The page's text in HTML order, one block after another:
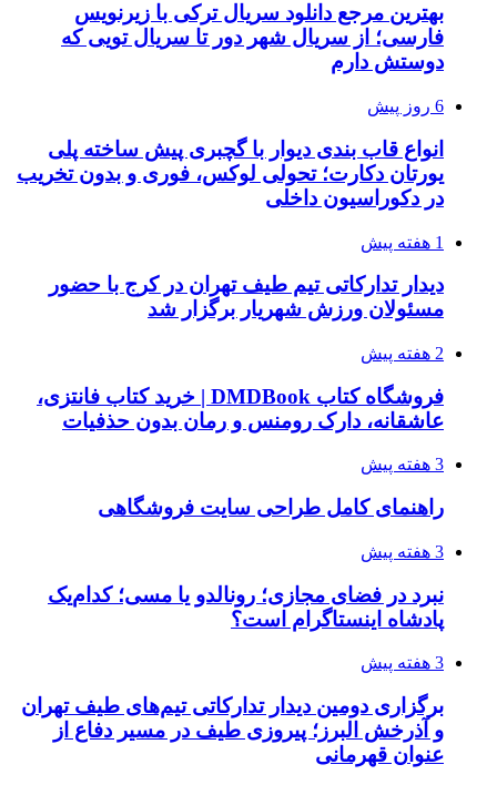
بهترین مرجع دانلود سریال ترکی با زیرنویس
فارسی؛ از سریال شهر دور تا سریال تویی که
دوستش دارم
6 روز پیش
انواع قاب بندی دیوار با گچبری پیش ساخته پلی
یورتان دکارت؛ تحولی لوکس، فوری و بدون تخریب
در دکوراسیون داخلی
1 هفته پیش
دیدار تدارکاتی تیم طیف تهران در کرج با حضور
مسئولان ورزش شهریار برگزار شد
2 هفته پیش
فروشگاه کتاب DMDBook | خرید کتاب فانتزی،
عاشقانه، دارک رومنس و رمان بدون حذفیات
3 هفته پیش
راهنمای کامل طراحی سایت فروشگاهی
3 هفته پیش
نبرد در فضای مجازی؛ رونالدو یا مسی؛ کدام‌یک
پادشاه اینستاگرام است؟
3 هفته پیش
برگزاری دومین دیدار تدارکاتی تیم‌های طیف تهران
و آذرخش البرز؛ پیروزی طیف در مسیر دفاع از
عنوان قهرمانی